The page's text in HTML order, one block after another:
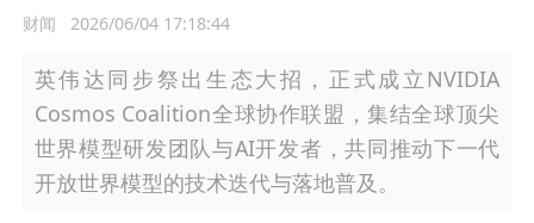
财闻 2026/06/04 17:18:44
英伟达同步祭出生态大招，正式成立NVIDIA
Cosmos Coalition全球协作联盟，集结全球顶尖
世界模型研发团队与AI开发者，共同推动下一代
开放世界模型的技术迭代与落地普及。